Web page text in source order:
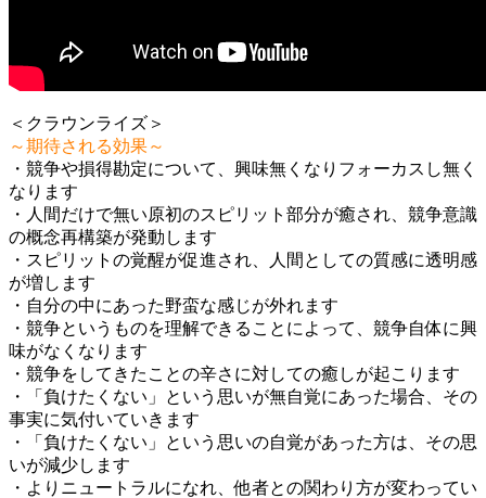
＜クラウンライズ＞
～期待される効果～
・競争や損得勘定について、興味無くなりフォーカスし無く
なります
・人間だけで無い原初のスピリット部分が癒され、競争意識
の概念再構築が発動します
・スピリットの覚醒が促進され、人間としての質感に透明感
が増します
・自分の中にあった野蛮な感じが外れます
・競争というものを理解できることによって、競争自体に興
味がなくなります
・競争をしてきたことの辛さに対しての癒しが起こります
・「負けたくない」という思いが無自覚にあった場合、その
事実に気付いていきます
・「負けたくない」という思いの自覚があった方は、その思
いが減少します
・よりニュートラルになれ、他者との関わり方が変わってい